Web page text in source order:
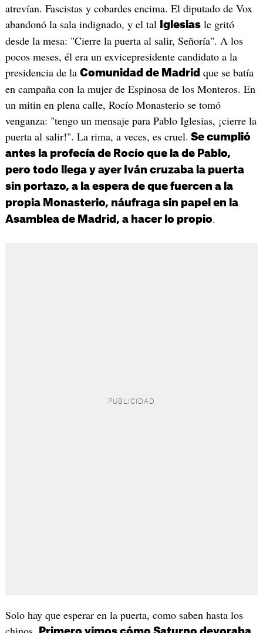
atrevían. Fascistas y cobardes encima. El diputado de Vox
abandonó la sala indignado, y el tal
Iglesiasle gritó
desde la mesa: "Cierre la puerta al salir, Señoría". A los
pocos meses, él era un exvicepresidente candidato a la
presidencia de la Comunidad de Madrid que se batía
en campaña con la mujer de Espinosa de los Monteros. En
un mitin en plena calle, Rocío Monasterio se tomó
venganza: "tengo un mensaje para Pablo Iglesias, ¡cierre la
puerta al salir!". La rima, a veces, es cruel. Se cumplió
antes la profecía de Rocío que la de Pablo,
pero todo llega y ayer Iván cruzaba la puerta
sin portazo, a la espera de que fuercen a la
propia Monasterio, náufraga sin papel en la
Asamblea de Madrid, a hacer lo propio.
Solo hay que esperar en la puerta, como saben hasta los